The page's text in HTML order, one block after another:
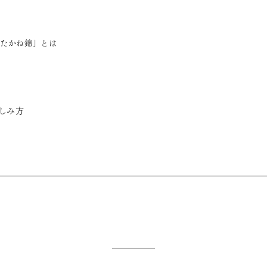
かね錦」とは
み方